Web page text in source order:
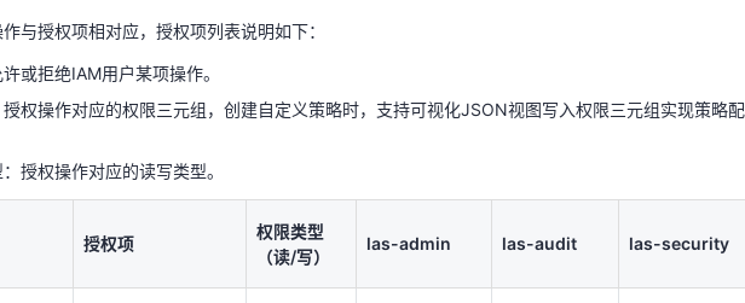
授权项
las:vmCheckAlive:
读 √ √ √
ccess
与授权项相对应，授权项列表说明如下：
或拒绝IAM用户某项操作。
权操作对应的权限三元组，创建自定义策略时，支持可视化JSON视图写入权限三元组实现策略配
授权操作对应的读写类型。
授权项
权限类型
（读/写）
las-admin las-audit las-security